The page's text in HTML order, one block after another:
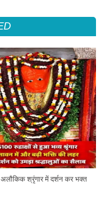
श्रृंगार में दर्शन कर भक्त